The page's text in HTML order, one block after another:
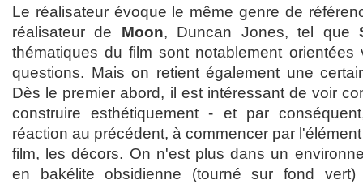
Le réalisateur évoque le même genre de
réalisateur de Moon, Duncan Jones, tel que
thématiques du film sont notablement
questions. Mais on retient également une
Dès le premier abord, il est intéressant de voir
construire esthétiquement - et par
réaction au précédent, à commencer par
film, les décors. On n'est plus dans un
en bakélite obsidienne (tourné sur fond